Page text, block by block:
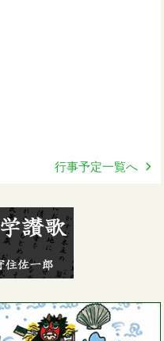
行事予定一覧へ